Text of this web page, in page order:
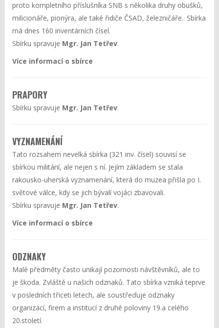
proto kompletního příslušníka SNB s několika druhy obušků,
milicionáře, pionýra, ale také řidiče ČSAD, železničáře.. Sbírka
má dnes 160 inventárních čísel.
Sbírku spravuje Mgr. Jan Tetřev.
Více informací o sbírce
PRAPORY
Sbírku spravuje Mgr. Jan Tetřev.
VYZNAMENÁNÍ
Tato rozsahem nevelká sbírka (321 inv. čísel) souvisí se
sbírkou militárií, ale nejen s ní. Jejím základem se stala
rakousko-uherská vyznamenání, která do muzea přišla po I.
světové válce, kdy se jich bývalí vojáci zbavovali.
Sbírku spravuje Mgr. Jan Tetřev.
Více informací o sbírce
ODZNAKY
Malé předměty často unikají pozornosti návštěvníků, ale to
je škoda. Zvláště u našich odznaků. Tato sbírka vzniká teprve
v posledních třiceti letech, ale soustřeďuje odznaky
organizací, firem a institucí z druhé poloviny 19.a celého
20.století.